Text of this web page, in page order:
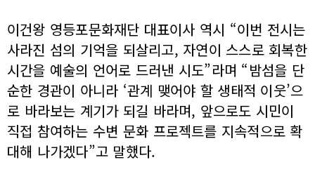
이건왕 영등포문화재단 대표이사 역시 “이번 전시는
사라진 섬의 기억을 되살리고, 자연이 스스로 회복한
시간을 예술의 언어로 드러낸 시도”라며 “밤섬을 단
순한 경관이 아니라 ‘관계 맺어야 할 생태적 이웃’으
로 바라보는 계기가 되길 바라며, 앞으로도 시민이
직접 참여하는 수변 문화 프로젝트를 지속적으로 확
대해 나가겠다”고 말했다.